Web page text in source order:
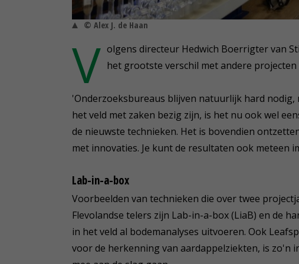
© Alex J. de Haan
V olgens directeur Hedwich Boerrigter van
het grootste verschil met andere
'Onderzoeksbureaus blijven natuurlijk hard
het veld met zaken bezig zijn, is het nu ook wel
de nieuwste technieken. Het is bovendien
met innovaties. Je kunt de resultaten ook
Lab-in-a-box
Voorbeelden van technieken die over twee
Flevolandse telers zijn Lab-in-a-box (LiaB) en de
in het veld al bodemanalyses uitvoeren. Ook
voor de herkenning van aardappelziekten, is zo'n